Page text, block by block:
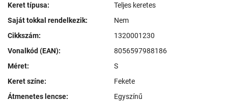
Keret típusa:
Teljes keretes
Saját tokkal rendelkezik:
Nem
Cikkszám:
1320001230
Vonalkód (EAN):
8056597988186
Méret:
S
Keret színe:
Fekete
Átmenetes lencse:
Egyszínű